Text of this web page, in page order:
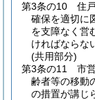
第3条の10
住
確保を適切に
を支障なく営
ければならな
(共用部分)
第3条の11
市
齢者等の移動
の措置が講じ